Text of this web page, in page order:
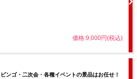
価格:9,000円(税込)
ビンゴ・二次会・各種イベントの景品はお任せ！